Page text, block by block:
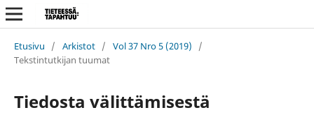
Etusivu / Arkistot / Vol 37 Nro 5 (2019)
/
Tekstintutkijan tuumat
Tiedosta välittämisestä